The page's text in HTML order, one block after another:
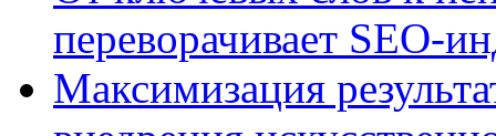
переворачивает SEO-
Максимизация